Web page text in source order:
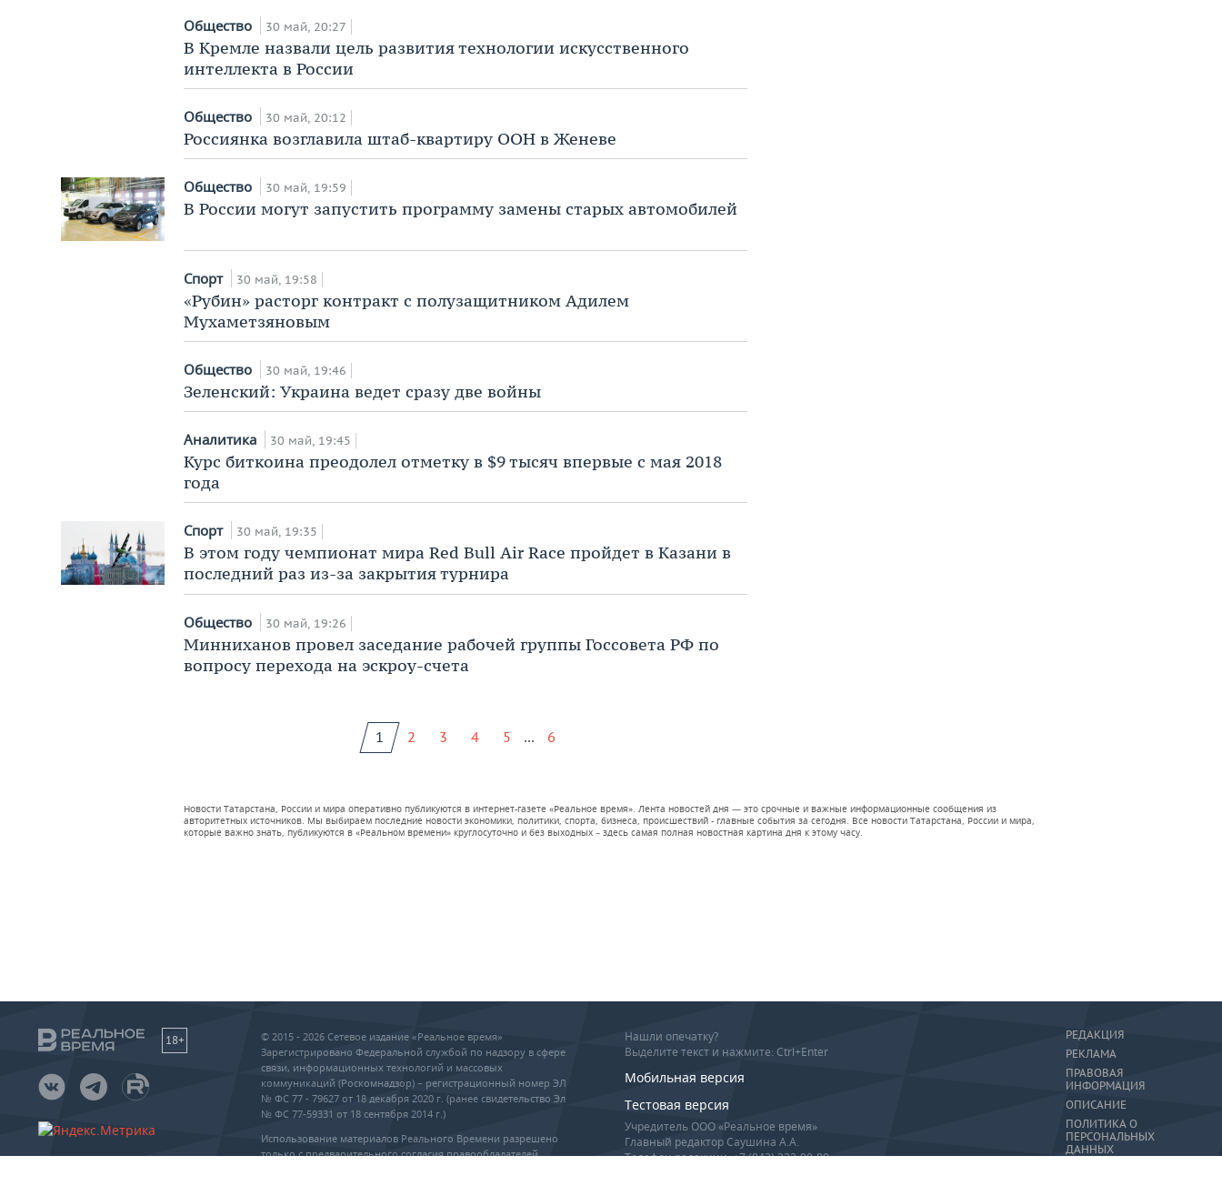
Общество 30 май, 20:27
В Кремле назвали цель развития технологии искусственного
интеллекта в России
Общество 30 май, 20:12
Россиянка возглавила штаб-квартиру ООН в Женеве
Общество 30 май, 19:59
В России могут запустить программу замены старых автомобилей
Спорт 30 май, 19:58
«Рубин» расторг контракт с полузащитником Адилем
Мухаметзяновым
Общество 30 май, 19:46
Зеленский: Украина ведет сразу две войны
Аналитика 30 май, 19:45
Курс биткоина преодолел отметку в $9 тысяч впервые с мая 2018
года
Спорт 30 май, 19:35
В этом году чемпионат мира Red Bull Air Race пройдет в Казани в
последний раз из-за закрытия турнира
Общество 30 май, 19:26
Минниханов провел заседание рабочей группы Госсовета РФ по
вопросу перехода на эскроу-счета
1 2 3 4 5 ... 6
Новости Татарстана, России и мира оперативно публикуются в интернет-газете «Реальное время». Лента новостей дня — это срочные и важные информационные сообщения из
авторитетных источников. Мы выбираем последние новости экономики, политики, спорта, бизнеса, происшествий - главные события за сегодня. Все новости Татарстана, России и мира,
которые важно знать, публикуются в «Реальном времени» круглосуточно и без выходных – здесь самая полная новостная картина дня к этому часу.
18+
© 2015 - 2026 Сетевое издание «Реальное время»
Зарегистрировано Федеральной службой по надзору в сфере
связи, информационных технологий и массовых
коммуникаций (Роскомнадзор) – регистрационный номер ЭЛ
№ ФС 77 - 79627 от 18 декабря 2020 г. (ранее свидетельство Эл
№ ФС 77-59331 от 18 сентября 2014 г.)
Использование материалов Реального Времени разрешено
только с предварительного согласия правообладателей,
Нашли опечатку?
Выделите текст и нажмите: Ctrl+Enter
Мобильная версия
Тестовая версия
Учредитель ООО «Реальное время»
Главный редактор Саушина А.А.
Телефон редакции: +7 (843) 222-90-80
РЕДАКЦИЯ
РЕКЛАМА
ПРАВОВАЯ
ИНФОРМАЦИЯ
ОПИСАНИЕ
ПОЛИТИКА О
ПЕРСОНАЛЬНЫХ
ДАННЫХ